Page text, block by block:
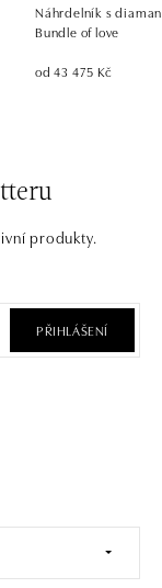
Náhrdelník s
Bundle of love
od 43 475 Kč
produkty.
PŘIHLÁŠENÍ